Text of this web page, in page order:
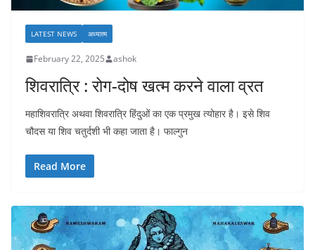
LATEST NEWS अध्यात्म
February 22, 2025 ashok
शिवरात्रि : रोग-दोष खत्म करने वाला व्रत
महाशिवरात्रि अथवा शिवरात्रि हिंदुओं का एक प्रमुख त्योहार है। इसे शिव
चौदस या शिव चतुर्दशी भी कहा जाता है। फाल्गुन
Read More